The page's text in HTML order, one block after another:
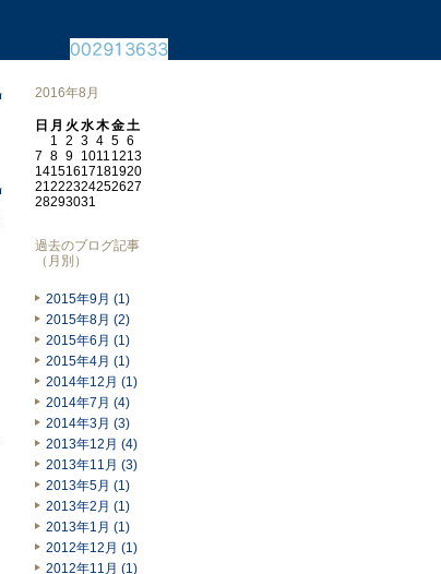
2016年8月
日 月 火 水木金土
1 2 3 4 5 6
7 8 9 1011 1213
14151617181920
21222324252627
28293031
過去のブログ記事
（月別）
2015年9月 (1)
2015年8月 (2)
2015年6月 (1)
2015年4月 (1)
2014年12月 (1)
2014年7月 (4)
2014年3月 (3)
2013年12月 (4)
2013年11月 (3)
2013年5月 (1)
2013年2月 (1)
2013年1月 (1)
2012年12月 (1)
2012年11月 (1)